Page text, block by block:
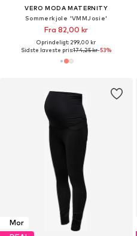
VERO MODA MATERNITY
Sommerkjole 'VMMJosie'
Fra 82,00 kr
Oprindeligt: 299,00 kr
Sidste laveste pris:174,25 kr-53%
Mor